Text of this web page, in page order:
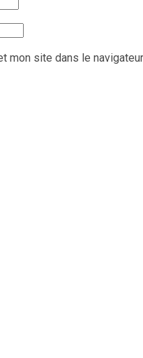
mon site dans le